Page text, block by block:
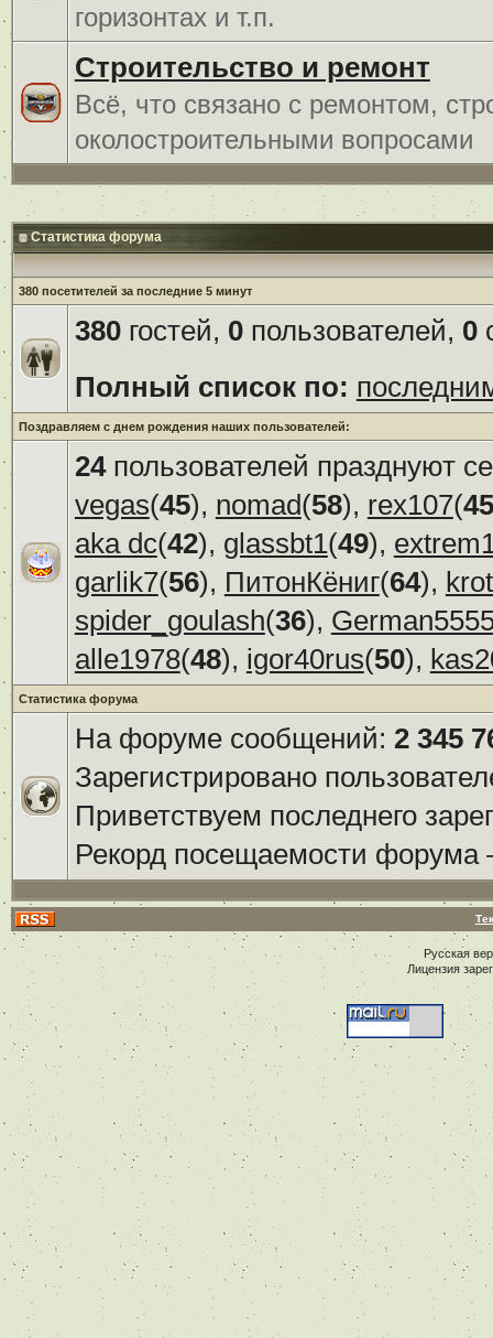
горизонтах и т.п.
Строительство и ремонт
Всё, что связано с ремонтом,
околостроительными вопросами
Статистика форума
380 посетителей за последние 5 минут
380гостей, 0пользователей, 0
Полный список по:
Поздравляем с днем рождения наших пользователей:
24пользователей празднуют
vegas(45), nomad(58), rex107(45
aka dc(42), glassbt1(49),
garlik7(56), ПитонКёниг(64),
spider_goulash(36),
alle1978(48), igor40rus(50),
Статистика форума
На форуме сообщений: 2 345
Зарегистрировано
Приветствуем последнего
Рекорд посещаемости
Русская
Лицензия